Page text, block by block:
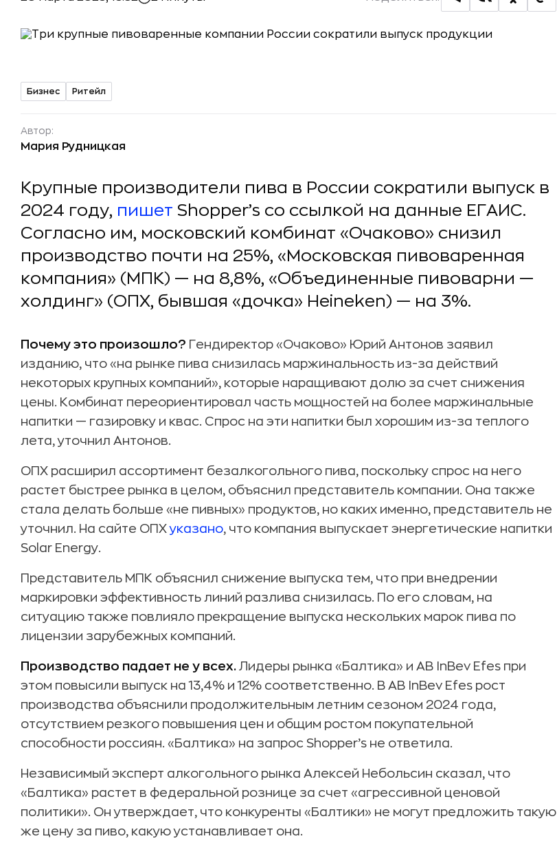
Бизнес Ритейл
Автор:
Мария Рудницкая
Крупные производители пива в России сократили выпуск в
2024 году, пишет Shopper’s со ссылкой на данные ЕГАИС.
Согласно им, московский комбинат «Очаково» снизил
производство почти на 25%, «Московская пивоваренная
компания» (МПК) — на 8,8%, «Объединенные пивоварни —
холдинг» (ОПХ, бывшая «дочка» Heineken) — на 3%.
Почему это произошло? Гендиректор «Очаково» Юрий Антонов заявил
изданию, что «на рынке пива снизилась маржинальность из-за действий
некоторых крупных компаний», которые наращивают долю за счет снижения
цены. Комбинат переориентировал часть мощностей на более маржинальные
напитки — газировку и квас. Спрос на эти напитки был хорошим из-за теплого
лета, уточнил Антонов.
ОПХ расширил ассортимент безалкогольного пива, поскольку спрос на него
растет быстрее рынка в целом, объяснил представитель компании. Она также
стала делать больше «не пивных» продуктов, но каких именно, представитель не
уточнил. На сайте ОПХуказано, что компания выпускает энергетические напитки
Solar Energy.
Представитель МПК объяснил снижение выпуска тем, что при внедрении
маркировки эффективность линий разлива снизилась. По его словам, на
ситуацию также повлияло прекращение выпуска нескольких марок пива по
лицензии зарубежных компаний.
Производство падает не у всех. Лидеры рынка «Балтика» и AB InBev Efes при
этом повысили выпуск на 13,4% и 12% соответственно. В AB InBev Efes рост
производства объяснили продолжительным летним сезоном 2024 года,
отсутствием резкого повышения цен и общим ростом покупательной
способности россиян. «Балтика» на запрос Shopper’s не ответила.
Независимый эксперт алкогольного рынка Алексей Небольсин сказал, что
«Балтика» растет в федеральной рознице за счет «агрессивной ценовой
политики». Он утверждает, что конкуренты «Балтики» не могут предложить такую
же цену за пиво, какую устанавливает она.